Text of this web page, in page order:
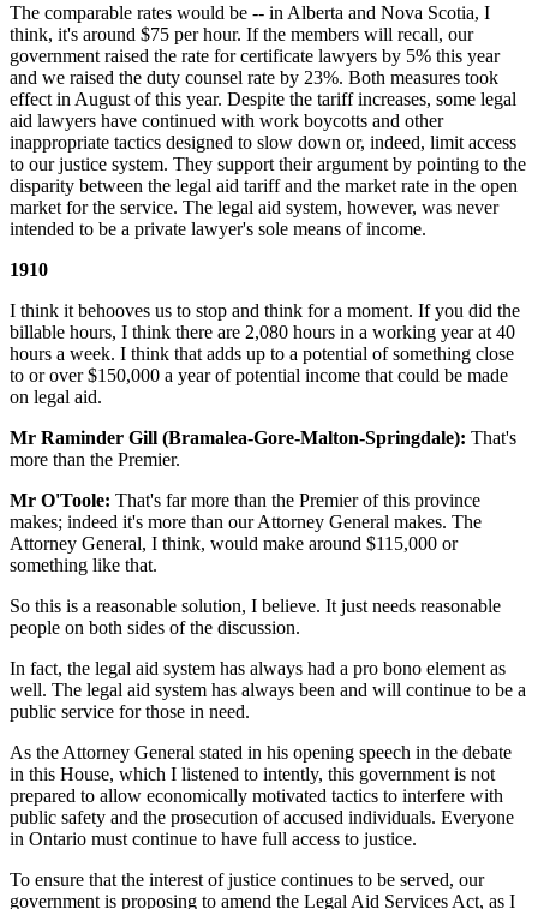
The comparable rates would be -- in Alberta and Nova Scotia, I
think, it's around $75 per hour. If the members will recall, our
government raised the rate for certificate lawyers by 5% this year
and we raised the duty counsel rate by 23%. Both measures took
effect in August of this year. Despite the tariff increases, some legal
aid lawyers have continued with work boycotts and other
inappropriate tactics designed to slow down or, indeed, limit access
to our justice system. They support their argument by pointing to the
disparity between the legal aid tariff and the market rate in the open
market for the service. The legal aid system, however, was never
intended to be a private lawyer's sole means of income.
1910
I think it behooves us to stop and think for a moment. If you did the
billable hours, I think there are 2,080 hours in a working year at 40
hours a week. I think that adds up to a potential of something close
to or over $150,000 a year of potential income that could be made
on legal aid.
Mr Raminder Gill (Bramalea-Gore-Malton-Springdale): That's
more than the Premier.
Mr O'Toole: That's far more than the Premier of this province
makes; indeed it's more than our Attorney General makes. The
Attorney General, I think, would make around $115,000 or
something like that.
So this is a reasonable solution, I believe. It just needs reasonable
people on both sides of the discussion.
In fact, the legal aid system has always had a pro bono element as
well. The legal aid system has always been and will continue to be a
public service for those in need.
As the Attorney General stated in his opening speech in the debate
in this House, which I listened to intently, this government is not
prepared to allow economically motivated tactics to interfere with
public safety and the prosecution of accused individuals. Everyone
in Ontario must continue to have full access to justice.
To ensure that the interest of justice continues to be served, our
government is proposing to amend the Legal Aid Services Act, as I